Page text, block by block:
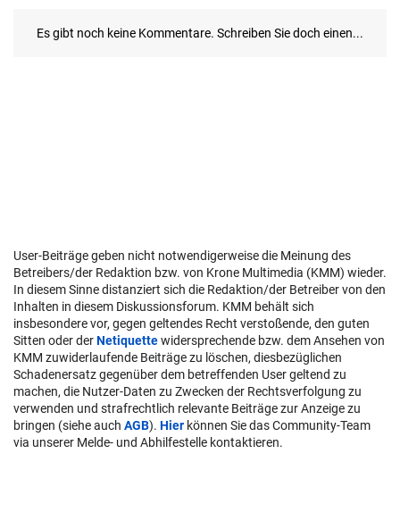
User-Beiträge geben nicht notwendigerweise die Meinung des
Betreibers/der Redaktion bzw. von Krone Multimedia (KMM) wieder.
In diesem Sinne distanziert sich die Redaktion/der Betreiber von den
Inhalten in diesem Diskussionsforum. KMM behält sich
insbesondere vor, gegen geltendes Recht verstoßende, den guten
Sitten oder derNetiquettewidersprechende bzw. dem Ansehen von
KMM zuwiderlaufende Beiträge zu löschen, diesbezüglichen
Schadenersatz gegenüber dem betreffenden User geltend zu
machen, die Nutzer-Daten zu Zwecken der Rechtsverfolgung zu
verwenden und strafrechtlich relevante Beiträge zur Anzeige zu
bringen (siehe auch AGB). Hier können Sie das Community-Team
via unserer Melde- und Abhilfestelle kontaktieren.